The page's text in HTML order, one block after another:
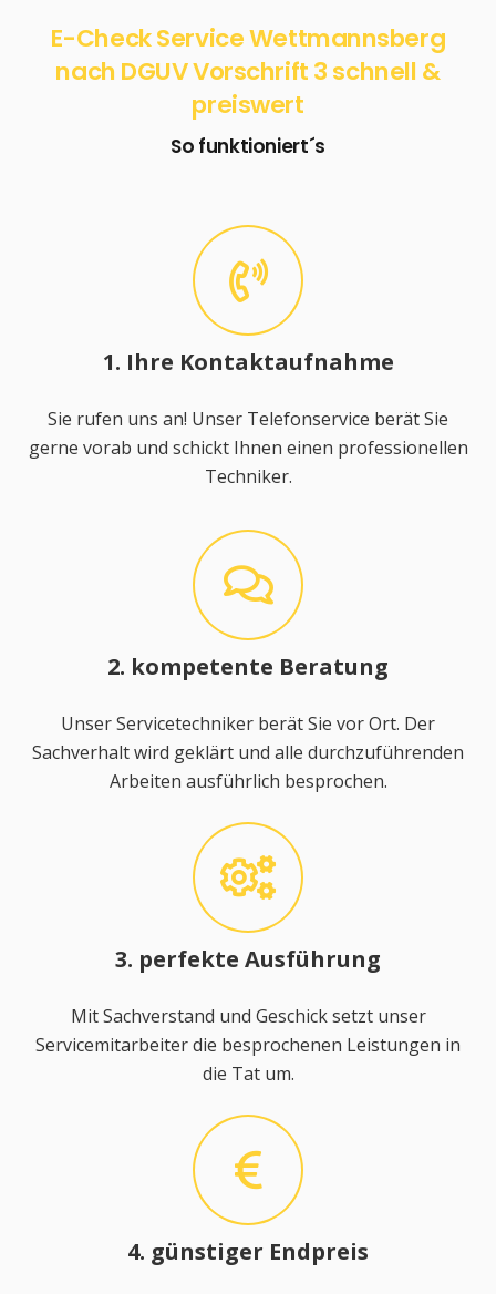
E-Check Service Wettmannsberg
nach DGUV Vorschrift 3 schnell &
preiswert
So funktioniert´s
1. Ihre Kontaktaufnahme
Sie rufen uns an! Unser Telefonservice berät Sie
gerne vorab und schickt Ihnen einen professionellen
Techniker.
2. kompetente Beratung
Unser Servicetechniker berät Sie vor Ort. Der
Sachverhalt wird geklärt und alle durchzuführenden
Arbeiten ausführlich besprochen.
3. perfekte Ausführung
Mit Sachverstand und Geschick setzt unser
Servicemitarbeiter die besprochenen Leistungen in
die Tat um.
4. günstiger Endpreis